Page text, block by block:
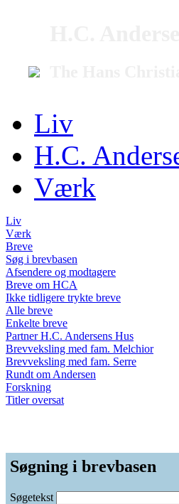
Liv
H.C.
Værk
Liv
Værk
Breve
Søg i brevbasen
Afsendere og modtagere
Breve om HCA
Ikke tidligere trykte breve
Alle breve
Enkelte breve
Partner H.C. Andersens Hus
Brevveksling med fam. Melchior
Brevveksling med fam. Serre
Rundt om Andersen
Forskning
Titler oversat
Søgning i brevbasen
Søgetekst